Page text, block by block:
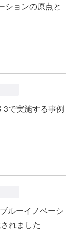
ションの原点と
3で実施する事例
ルーイノベーシ
れました